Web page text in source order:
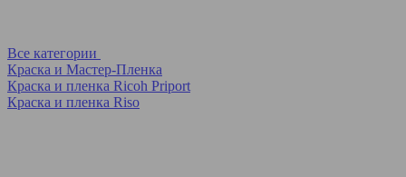
Все категории
Краска и Мастер-Пленка
Краска и пленка Ricoh Priport
Краска и пленка Riso